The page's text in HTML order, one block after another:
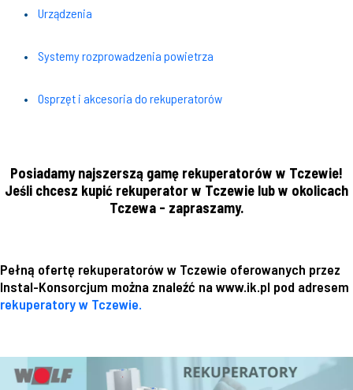
Urządzenia
Systemy rozprowadzenia powietrza
Osprzęt i akcesoria do rekuperatorów
Posiadamy najszerszą gamę rekuperatorów w Tczewie!
Jeśli chcesz kupić rekuperator w Tczewie lub w okolicach
Tczewa - zapraszamy.
Pełną ofertę rekuperatorów w Tczewie oferowanych przez
Instal-Konsorcjum można znaleźć na www.ik.pl pod adresem
rekuperatory w Tczewie.